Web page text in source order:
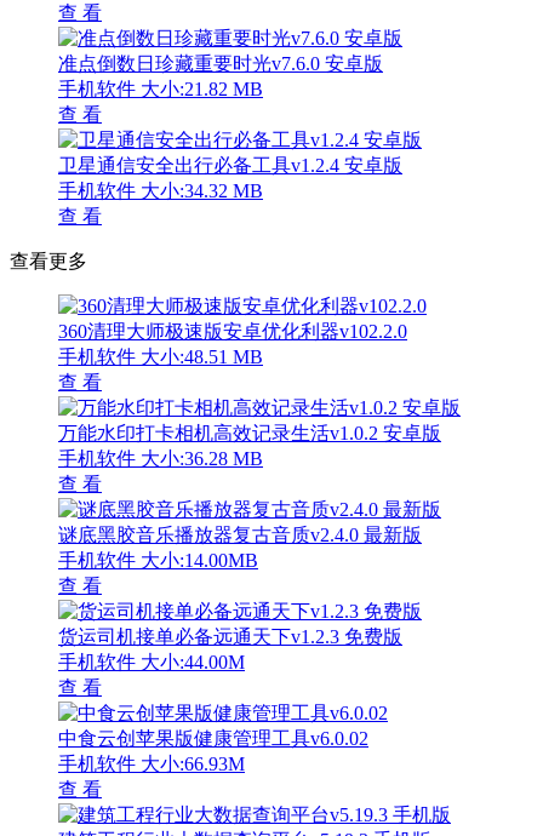
查 看
准点倒数日珍藏重要时光v7.6.0 安卓版
手机软件 大小:21.82 MB
查 看
卫星通信安全出行必备工具v1.2.4 安卓版
手机软件 大小:34.32 MB
查 看
查看更多
360清理大师极速版安卓优化利器v102.2.0
手机软件 大小:48.51 MB
查 看
万能水印打卡相机高效记录生活v1.0.2 安卓版
手机软件 大小:36.28 MB
查 看
谜底黑胶音乐播放器复古音质v2.4.0 最新版
手机软件 大小:14.00MB
查 看
货运司机接单必备远通天下v1.2.3 免费版
手机软件 大小:44.00M
查 看
中食云创苹果版健康管理工具v6.0.02
手机软件 大小:66.93M
查 看